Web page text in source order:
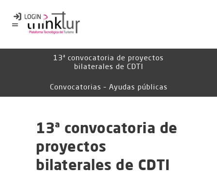
13ª convocatoria de proyectos
bilaterales de CDTI
Convocatorias – Ayudas públicas
13ª convocatoria de
proyectos
bilaterales de CDTI